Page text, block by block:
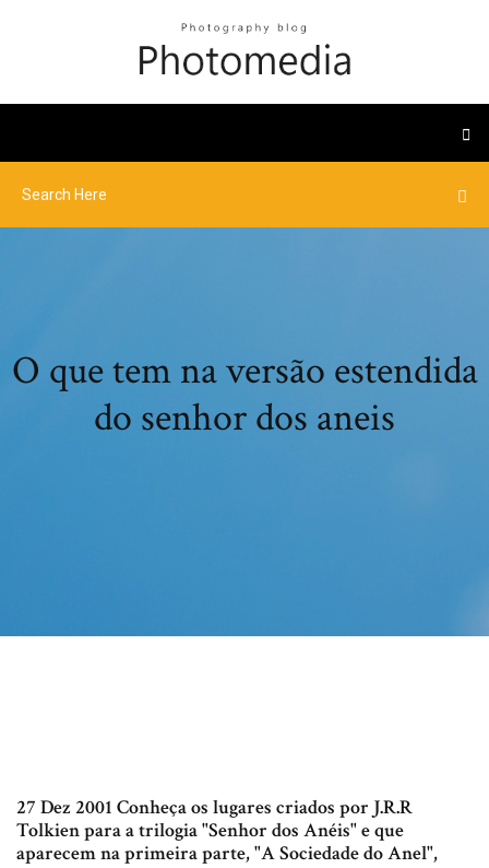
O que tem na versão estendida
do senhor dos aneis
27 Dez 2001 Conheça os lugares criados por J.R.R
Tolkien para a trilogia "Senhor dos Anéis" e que
aparecem na primeira parte, "A Sociedade do Anel",